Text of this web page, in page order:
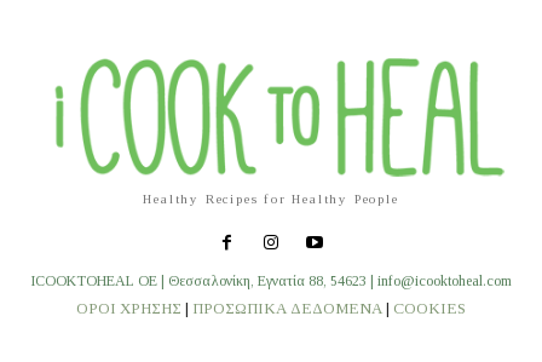
Healthy Recipes for Healthy People
ICOOKTOHEAL OE | Θεσσαλονίκη, Εγνατία 88, 54623 | info@icooktoheal.com
ΟΡΟΙ ΧΡΗΣΗΣ | ΠΡΟΣΩΠΙΚΑ ΔΕΔΟΜΕΝΑ | COOKIES